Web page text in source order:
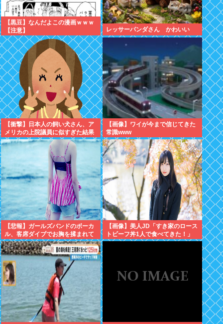
【黒豆】なんだよこの漫画ｗｗｗ
【注意】
レッサーパンダさん かわいい
【衝撃】日本人の飼い犬さん、ア
メリカの上院議員に似すぎた結果
www
【画像】ワイが今まで信じてきた
常識www
【悲報】ガールズバンドのボーカ
ル、客席ダイブでお胸を揉まれて
ガチギレ←これｗｗ
【画像】美人JD「すき家のロース
トビーフ丼1人で食べてきた！」
←合成みたいと話題にwww